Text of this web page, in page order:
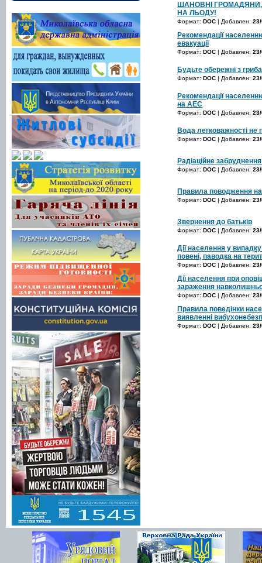
ШАНОВНІ
НА ЛЬОДУ!
Формат: DOC | Добавлен:
Рекомендації
евакуації
Формат: DOC | Добавлен:
Будьте обережні з
Формат: DOC | Добавлен:
Рекомендації
на АЕС
Формат: DOC | Добавлен:
Вода легковажності не
Формат: DOC | Добавлен:
Радіаційне
Формат: DOC | Добавлен:
Правила поводження на
Формат: DOC | Добавлен:
Звернення до батьків
Формат: DOC | Добавлен:
Дії населення у
повені, паводка на
Формат: DOC | Добавлен:
Дії населення при
зараження
Формат: DOC | Добавлен:
Правила поведінки
виявленні
Формат: DOC | Добавлен: